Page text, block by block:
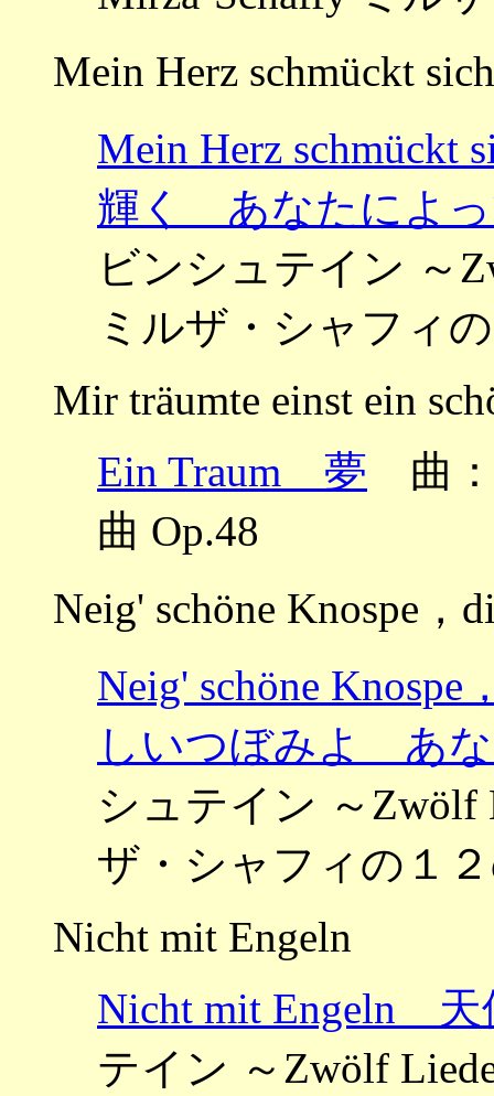
Mein Herz schmückt
Mein Herz
輝く あなたによ
ビンシュテイン ～
ミルザ・シャフィ
Mir träumte einst ein
Ein Traum 夢 曲：
曲 Op.48
Neig' schöne Knospe，
Neig' schöne
しいつぼみよ あ
シュテイン ～Zwölf
ザ・シャフィの１
Nicht mit Engeln
Nicht mit Engeln 天
テイン ～Zwölf